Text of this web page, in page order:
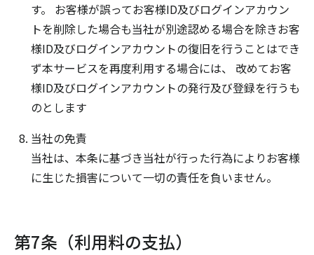
す。 お客様が誤ってお客様ID及びログインアカウン
トを削除した場合も当社が別途認める場合を除きお客
様ID及びログインアカウントの復旧を行うことはでき
ず本サービスを再度利用する場合には、 改めてお客
様ID及びログインアカウントの発行及び登録を行うも
のとします
当社の免責
当社は、本条に基づき当社が行った行為によりお客様
に生じた損害について一切の責任を負いません。
第7条（利用料の支払）